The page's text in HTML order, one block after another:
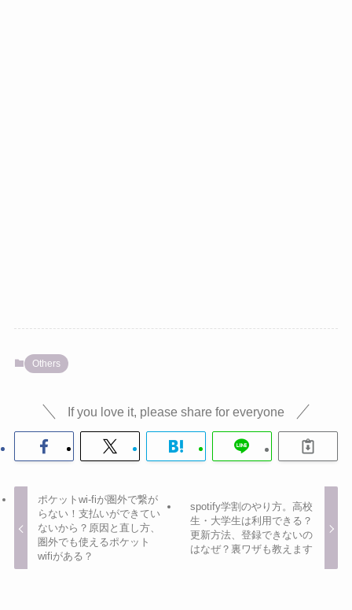
Others
If you love it, please share for everyone
ポケットwi-fiが圏外で繋が
らない！支払いができてい
ないから？原因と直し方、
圏外でも使えるポケット
wifiがある？
spotify学割のやり方。高校
生・大学生は利用できる？
更新方法、登録できないの
はなぜ？裏ワザも教えます